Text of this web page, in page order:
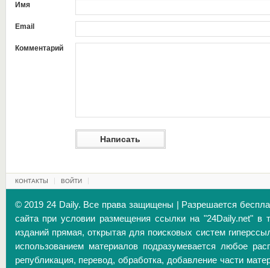
Имя
Email
Комментарий
КОНТАКТЫ ВОЙТИ
© 2019 24 Daily. Все права защищены | Разрешается
сайта при условии размещения ссылки на "24Daily.net" в
изданий прямая, открытая для поисковых систем
использованием материалов подразумевается любое
републикация, перевод, обработка, добавление части